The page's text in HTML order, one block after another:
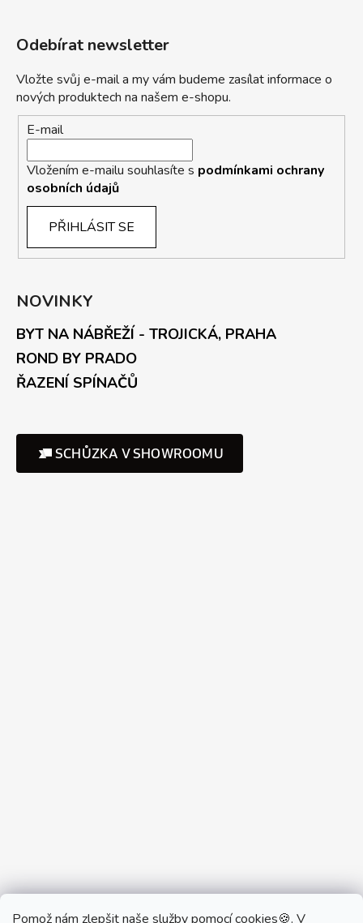
Pomož nám zlepšit naše služby pomocí cookies🍪. V
Odebírat newsletter
Vložte svůj e-mail a my vám budeme zasílat informace o
nových produktech na našem e-shopu.
E-mail
Vložením e-mailu souhlasíte s podmínkami ochrany
osobních údajů
PŘIHLÁSIT SE
NOVINKY
BYT NA NÁBŘEŽÍ - TROJICKÁ, PRAHA
ROND BY PRADO
ŘAZENÍ SPÍNAČŮ
SCHŮZKA V SHOWROOMU